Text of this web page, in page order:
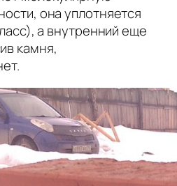
она уплотняется
а внутренний еще
камня,